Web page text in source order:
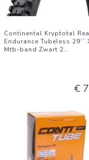
Continental Kryptotal
Endurance Tubeless 29´´
Mtb-band Zwart 2...
€